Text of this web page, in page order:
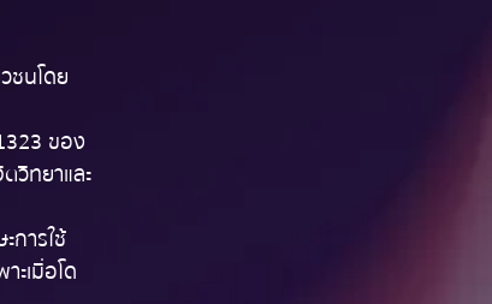
ชนโดย
ของ
ทยาและ
การใช้
ะเมื่อโด